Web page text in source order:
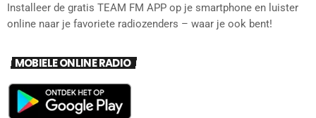
Installeer de gratis TEAM FM APP op je smartphone en luister
online naar je favoriete radiozenders – waar je ook bent!
MOBIELE ONLINE RADIO